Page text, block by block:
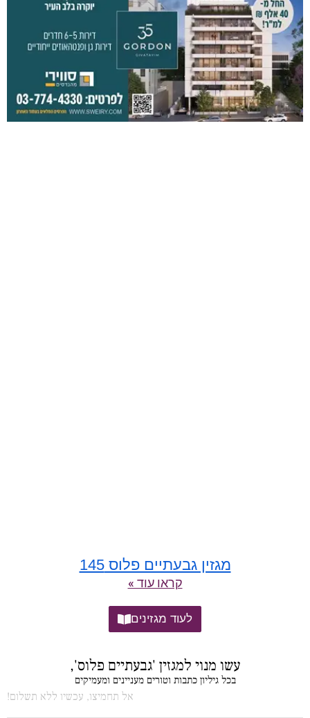
מגזין גבעתיים פלוס 145
קראו עוד »
לעוד מגזינים
עשו מנוי למגזין 'גבעתיים פלוס',
בכל גיליון כתבות וטורים מעניינים ומעמיקים
אל תחמיצו, עכשיו ללא תשלום!